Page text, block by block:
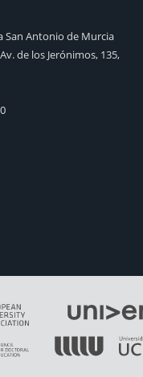
San Antonio de Murcia
de los Jerónimos, 135,